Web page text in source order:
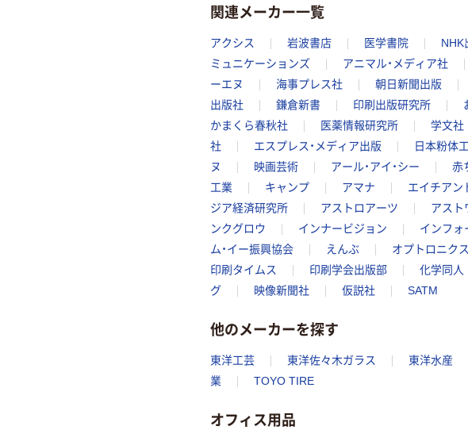
関連メーカー一覧
アクシス 岩波書店 医学書院 NHK
ミュニケーションズ
アニマル・メディア社
ーエヌ
海事プレス社 朝日新聞出版
出版社
鎌倉新書 印刷出版研究所
かまくら春秋社
医薬情報研究所 学文社
社
エスプレス・メディア出版 日本粉体
ヌ
映画芸術 アール・アイ・シー 赤
工業
キャンプ アマナ エイチアン
ジア経済研究所
アストロアーツ アスト
ンクグロウ
インナービジョン インフォ
ム・イー振興協会
えんぶ オプトロニク
印刷タイムス
印刷学会出版部 化学同人
グ
映像新聞社 仮説社 SATM
他のメーカーを探す
東洋工芸 東洋佐々木ガラス 東洋水産
業
TOYO TIRE
オフィス用品